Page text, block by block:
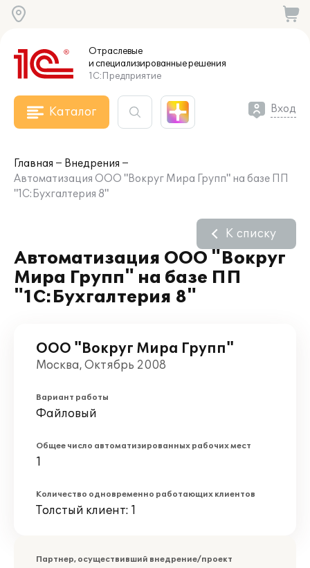
Отраслевые
и специализированныерешения
1С:Предприятие
Каталог Вход
Главная
Внедрения
Автоматизация OOO "Вокруг Мира Групп" на базе ПП
"1С:Бухгалтерия 8"
Автоматизация OOO "Вокруг
Мира Групп" на базе ПП
"1С:Бухгалтерия 8"
К списку
OOO "Вокруг Мира Групп"
Москва, Октябрь 2008
Вариант работы
Файловый
Общее число автоматизированных рабочих мест
1
Количество одновременно работающих клиентов
Толстый клиент: 1
Партнер, осуществивший внедрение/проект